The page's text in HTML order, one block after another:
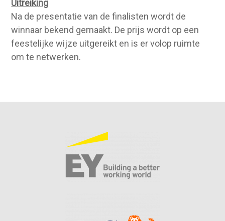
Uitreiking
Na de presentatie van de finalisten wordt de
winnaar bekend gemaakt. De prijs wordt op een
feestelijke wijze uitgereikt en is er volop ruimte
om te netwerken.